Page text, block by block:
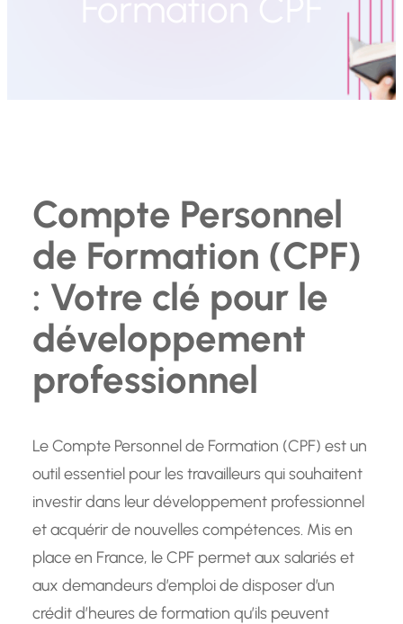
Compte Personnel
de Formation (CPF)
: Votre clé pour le
développement
professionnel
Le Compte Personnel de Formation (CPF) est un
outil essentiel pour les travailleurs qui souhaitent
investir dans leur développement professionnel
et acquérir de nouvelles compétences. Mis en
place en France, le CPF permet aux salariés et
aux demandeurs d’emploi de disposer d’un
crédit d’heures de formation qu’ils peuvent